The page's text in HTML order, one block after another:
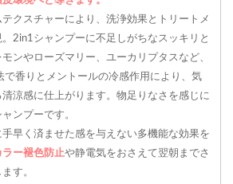
クスチャーにより、洗浄効果とトリートメ
2in1シャンプーに不足しがちなスッキリと
ンやローズマリー、ユーカリプタスなど、
で香りとメントールの冷感作用により、気
涼感に仕上がります。物足りなさを感じに
ンプーです。
早く済ませた感を与えない多機能な効果を
ラー褪色防止や静電気をおさえて翌朝までさ
す。